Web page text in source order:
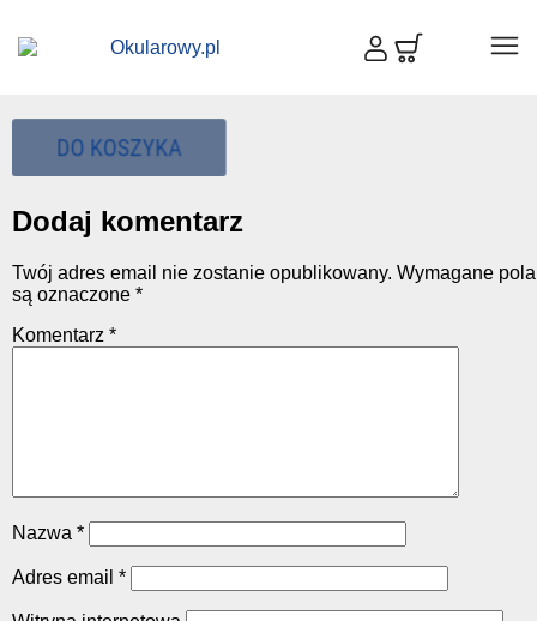
Dodaj komentarz
Twój adres email nie zostanie opublikowany. Wymagane pola
są oznaczone *
Komentarz *
Nazwa *
Adres email *